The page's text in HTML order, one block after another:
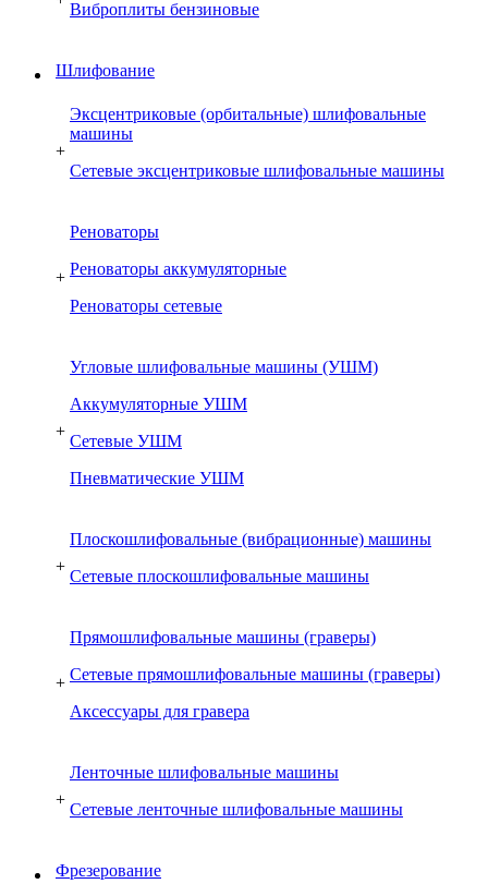
Виброплиты бензиновые
Шлифование
+
Эксцентриковые (орбитальные) шлифовальные
машины
Сетевые эксцентриковые шлифовальные машины
+
Реноваторы
Реноваторы аккумуляторные
Реноваторы сетевые
+
Угловые шлифовальные машины (УШМ)
Аккумуляторные УШМ
Сетевые УШМ
Пневматические УШМ
+
Плоскошлифовальные (вибрационные) машины
Сетевые плоскошлифовальные машины
+
Прямошлифовальные машины (граверы)
Сетевые прямошлифовальные машины (граверы)
Аксессуары для гравера
+
Ленточные шлифовальные машины
Сетевые ленточные шлифовальные машины
Фрезерование